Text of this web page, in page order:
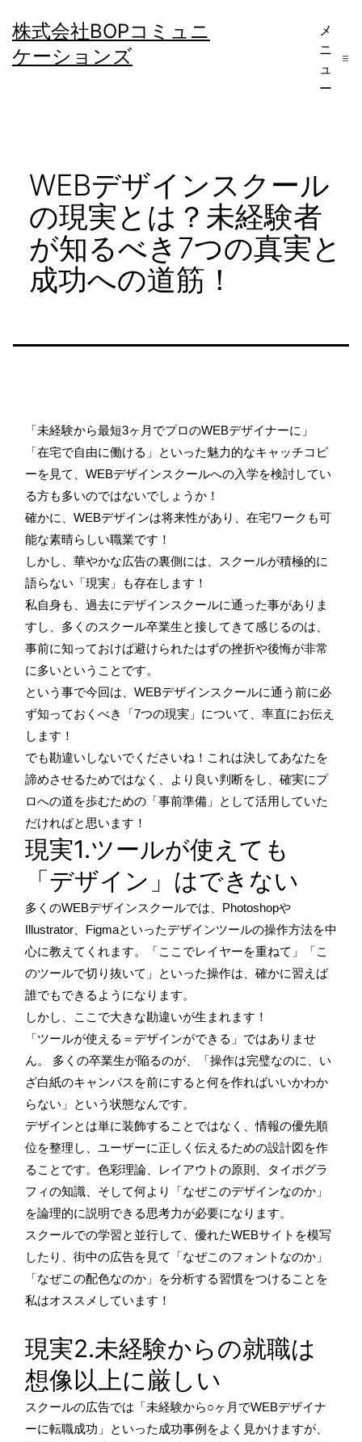
ン
テ
株式会社BOPコミュニ
ケーションズ
メ
ニ
ュ
ー
WEBデザインスクール
の現実とは？未経験者
が知るべき7つの真実と
成功への道筋！
「未経験から最短3ヶ月でプロのWEBデザイナーに」
「在宅で自由に働ける」といった魅力的なキャッチコピ
ーを見て、WEBデザインスクールへの入学を検討してい
る方も多いのではないでしょうか！
確かに、WEBデザインは将来性があり、在宅ワークも可
能な素晴らしい職業です！
しかし、華やかな広告の裏側には、スクールが積極的に
語らない「現実」も存在します！
私自身も、過去にデザインスクールに通った事がありま
すし、多くのスクール卒業生と接してきて感じるのは、
事前に知っておけば避けられたはずの挫折や後悔が非常
に多いということです。
という事で今回は、WEBデザインスクールに通う前に必
ず知っておくべき「7つの現実」について、率直にお伝え
します！
でも勘違いしないでくださいね！これは決してあなたを
諦めさせるためではなく、より良い判断をし、確実にプ
ロへの道を歩むための「事前準備」として活用していた
だければと思います！
現実1.ツールが使えても
「デザイン」はできない
多くのWEBデザインスクールでは、Photoshopや
Illustrator、Figmaといったデザインツールの操作方法を中
心に教えてくれます。「ここでレイヤーを重ねて」「こ
のツールで切り抜いて」といった操作は、確かに習えば
誰でもできるようになります。
しかし、ここで大きな勘違いが生まれます！
「ツールが使える＝デザインができる」ではありませ
ん。 多くの卒業生が陥るのが、「操作は完璧なのに、い
ざ白紙のキャンバスを前にすると何を作ればいいかわか
らない」という状態なんです。
デザインとは単に装飾することではなく、情報の優先順
位を整理し、ユーザーに正しく伝えるための設計図を作
ることです。色彩理論、レイアウトの原則、タイポグラ
フィの知識、そして何より「なぜこのデザインなのか」
を論理的に説明できる思考力が必要になります。
スクールでの学習と並行して、優れたWEBサイトを模写
したり、街中の広告を見て「なぜこのフォントなのか」
「なぜこの配色なのか」を分析する習慣をつけることを
私はオススメしています！
現実2.未経験からの就職は
想像以上に厳しい
スクールの広告では「未経験から○ヶ月でWEBデザイナ
ーに転職成功」といった成功事例をよく見かけますが、